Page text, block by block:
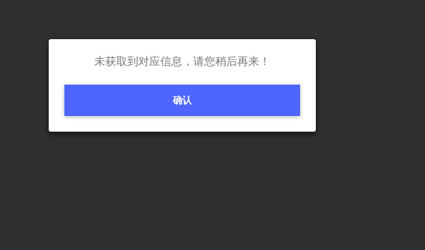
未获取到对应信息，请您稍后再来！
确认